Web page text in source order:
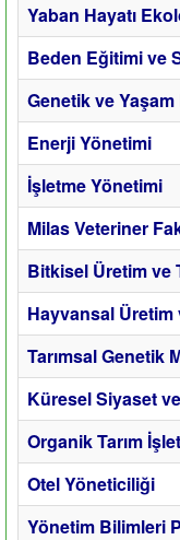
Yaban Hayatı
Beden Eğitimi ve
Genetik ve
Enerji Yönetimi
İşletme Yönetimi
Milas Veteriner
Bitkisel Üretim ve
Hayvansal
Tarımsal Genetik
Küresel Siyaset
Organik Tarım
Otel Yöneticiliği
Yönetim Bilimleri